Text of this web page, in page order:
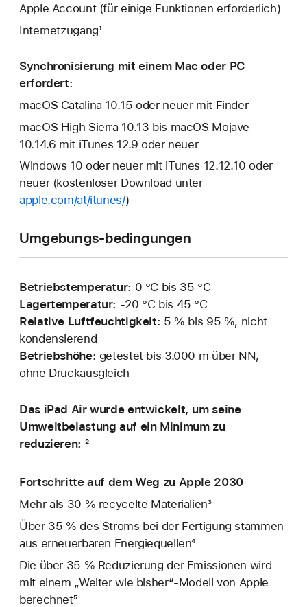
Apple Account (für einige Funktionen erforderlich)
Internetzugang¹
Synchronisierung mit einem Mac oder PC
erfordert:
macOS Catalina 10.15 oder neuer mit Finder
macOS High Sierra 10.13 bis macOS Mojave
10.14.6 mit iTunes 12.9 oder neuer
Windows 10 oder neuer mit iTunes 12.12.10 oder
neuer (kostenloser Download unter
apple.com/at/itunes/)
Umgebungs-bedingungen
Betriebstemperatur: 0 °C bis 35 °C
Lagertemperatur: ‑20 °C bis 45 °C
Relative Luftfeuchtigkeit: 5 % bis 95 %, nicht
kondensierend
Betriebshöhe: getestet bis 3.000 m über NN,
ohne Druckausgleich
Das iPad Air wurde entwickelt, um seine
Umweltbelastung auf ein Minimum zu
reduzieren: ²
Fortschritte auf dem Weg zu Apple 2030
Mehr als 30 % recycelte Materialien³
Über 35 % des Stroms bei der Fertigung stammen
aus erneuerbaren Energiequellen⁴
Die über 35 % Reduzierung der Emissionen wird
mit einem „Weiter wie bisher“-Modell von Apple
berechnet⁵